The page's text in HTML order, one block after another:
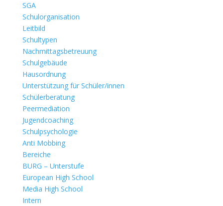
SGA
Schulorganisation
Leitbild
Schultypen
Nachmittagsbetreuung
Schulgebäude
Hausordnung
Unterstützung für Schüler/innen
Schülerberatung
Peermediation
Jugendcoaching
Schulpsychologie
Anti Mobbing
Bereiche
BURG – Unterstufe
European High School
Media High School
Intern